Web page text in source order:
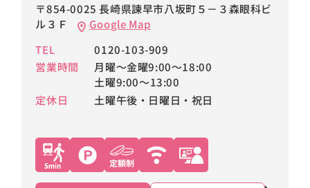
〒854-0025 長崎県諫早市八坂町５－３森眼科ビ
ル３Ｆ
Google Map
TEL
0120-103-909
営業時間
月曜～金曜9:00～18:00
土曜9:00～13:00
定休日
土曜午後・日曜日・祝日